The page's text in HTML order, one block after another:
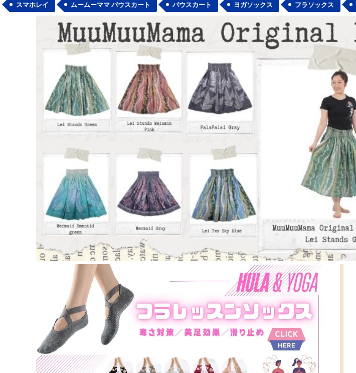
絞り込む
スマホレイ ムームーママ パウスカート パウスカート ヨガソックス フラソックス